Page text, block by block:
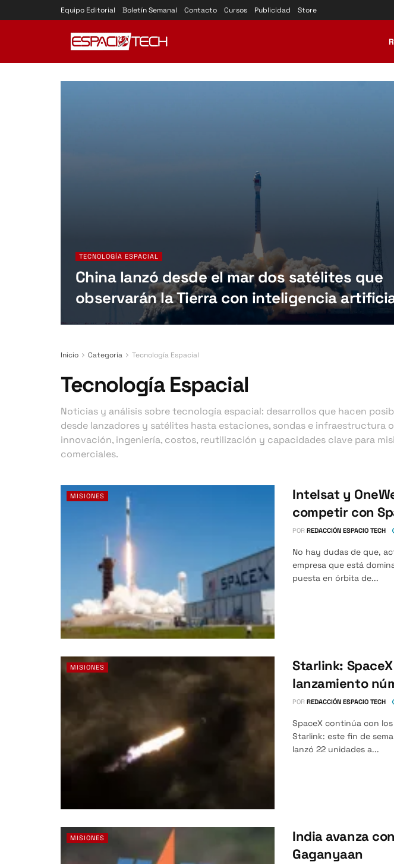
Equipo Editorial Boletín Semanal Contacto Cursos Publicidad Store
TECNOLOGÍA ESPACIAL
China lanzó desde el mar dos satélites que
observarán la Tierra con inteligencia
Inicio Categoría Tecnología Espacial
Tecnología Espacial
Noticias y análisis sobre tecnología espacial: desarrollos que hacen
desde lanzadores y satélites hasta estaciones, sondas e infraestructura
innovación, ingeniería, costos, reutilización y capacidades clave para
comerciales.
MISIONES
Intelsat y
competir con
POR REDACCIÓN ESPACIO TECH
No hay dudas de que,
empresa que está
puesta en órbita de...
MISIONES
Starlink:
lanzamiento
POR REDACCIÓN ESPACIO TECH
SpaceX continúa con
Starlink: este fin de
lanzó 22 unidades a...
MISIONES
India avanza
Gaganyaan